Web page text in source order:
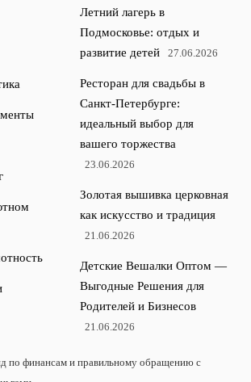
Летний лагерь в
Подмосковье: отдых и
развитие детей
27.06.2026
Ресторан для свадьбы в
Санкт-Петербурге:
идеальный выбор для
вашего торжества
23.06.2026
Золотая вышивка церковная
как искусство и традиция
21.06.2026
Детские Вешалки Оптом —
Выгодные Решения для
Родителей и Бизнесов
21.06.2026
по финансам и правильному обращению с